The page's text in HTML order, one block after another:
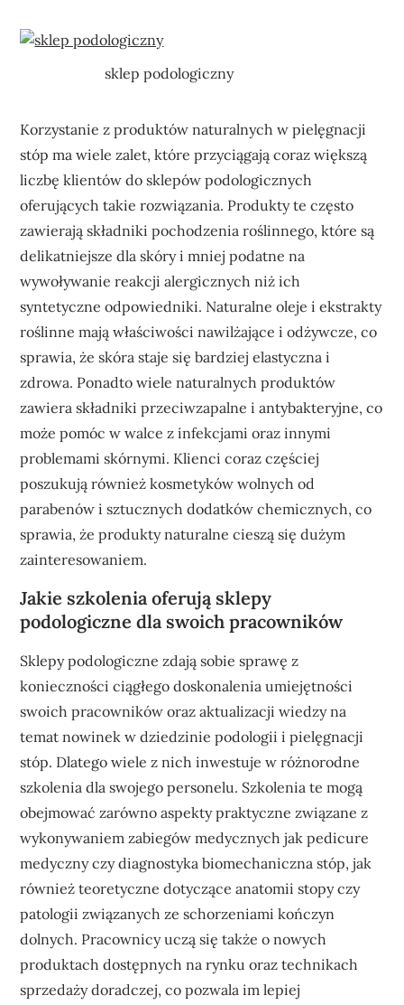
sklep podologiczny
Korzystanie z produktów naturalnych w pielęgnacji
stóp ma wiele zalet, które przyciągają coraz większą
liczbę klientów do sklepów podologicznych
oferujących takie rozwiązania. Produkty te często
zawierają składniki pochodzenia roślinnego, które są
delikatniejsze dla skóry i mniej podatne na
wywoływanie reakcji alergicznych niż ich
syntetyczne odpowiedniki. Naturalne oleje i ekstrakty
roślinne mają właściwości nawilżające i odżywcze, co
sprawia, że skóra staje się bardziej elastyczna i
zdrowa. Ponadto wiele naturalnych produktów
zawiera składniki przeciwzapalne i antybakteryjne, co
może pomóc w walce z infekcjami oraz innymi
problemami skórnymi. Klienci coraz częściej
poszukują również kosmetyków wolnych od
parabenów i sztucznych dodatków chemicznych, co
sprawia, że produkty naturalne cieszą się dużym
zainteresowaniem.
Jakie szkolenia oferują sklepy
podologiczne dla swoich pracowników
Sklepy podologiczne zdają sobie sprawę z
konieczności ciągłego doskonalenia umiejętności
swoich pracowników oraz aktualizacji wiedzy na
temat nowinek w dziedzinie podologii i pielęgnacji
stóp. Dlatego wiele z nich inwestuje w różnorodne
szkolenia dla swojego personelu. Szkolenia te mogą
obejmować zarówno aspekty praktyczne związane z
wykonywaniem zabiegów medycznych jak pedicure
medyczny czy diagnostyka biomechaniczna stóp, jak
również teoretyczne dotyczące anatomii stopy czy
patologii związanych ze schorzeniami kończyn
dolnych. Pracownicy uczą się także o nowych
produktach dostępnych na rynku oraz technikach
sprzedaży doradczej, co pozwala im lepiej